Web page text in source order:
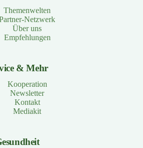
Themenwelten
Netzwerk
Über uns
Empfehlungen
& Mehr
Kooperation
Newsletter
Kontakt
Mediakit